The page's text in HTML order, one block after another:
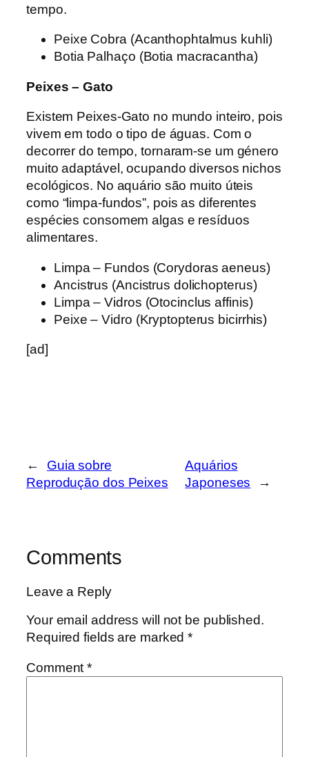
tempo.
Peixe Cobra (Acanthophtalmus kuhli)
Botia Palhaço (Botia macracantha)
Peixes – Gato
Existem Peixes-Gato no mundo inteiro, pois
vivem em todo o tipo de águas. Com o
decorrer do tempo, tornaram-se um género
muito adaptável, ocupando diversos nichos
ecológicos. No aquário são muito úteis
como “limpa-fundos”, pois as diferentes
espécies consomem algas e resíduos
alimentares.
Limpa – Fundos (Corydoras aeneus)
Ancistrus (Ancistrus dolichopterus)
Limpa – Vidros (Otocinclus affinis)
Peixe – Vidro (Kryptopterus bicirrhis)
[ad]
←
Guia sobre
Reprodução dos Peixes
Aquários
Japoneses
→
Comments
Leave a Reply
Your email address will not be published.
Required fields are marked*
Comment*